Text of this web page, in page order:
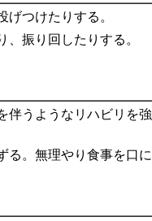
げつけたりする。
振り回したりする。
伴うようなリハビリを強
る。無理やり食事を口に